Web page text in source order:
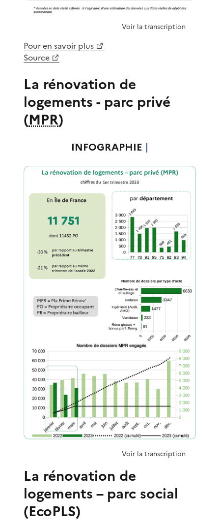
Voir la transcription
Pour en savoir plus
Source
La rénovation de
logements - parc privé
(MPR)
INFOGRAPHIE |
Voir la transcription
La rénovation de
logements – parc social
(EcoPLS)